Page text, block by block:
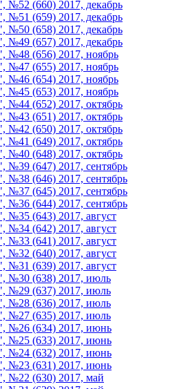
№52 (660) 2017, декабрь
№51 (659) 2017, декабрь
№50 (658) 2017, декабрь
№49 (657) 2017, декабрь
№48 (656) 2017, ноябрь
№47 (655) 2017, ноябрь
№46 (654) 2017, ноябрь
№45 (653) 2017, ноябрь
№44 (652) 2017, октябрь
№43 (651) 2017, октябрь
№42 (650) 2017, октябрь
№41 (649) 2017, октябрь
№40 (648) 2017, октябрь
№39 (647) 2017, сентябрь
№38 (646) 2017, сентябрь
№37 (645) 2017, сентябрь
№36 (644) 2017, сентябрь
№35 (643) 2017, август
№34 (642) 2017, август
№33 (641) 2017, август
№32 (640) 2017, август
№31 (639) 2017, август
№30 (638) 2017, июль
№29 (637) 2017, июль
№28 (636) 2017, июль
№27 (635) 2017, июль
№26 (634) 2017, июнь
№25 (633) 2017, июнь
№24 (632) 2017, июнь
№23 (631) 2017, июнь
№22 (630) 2017, май